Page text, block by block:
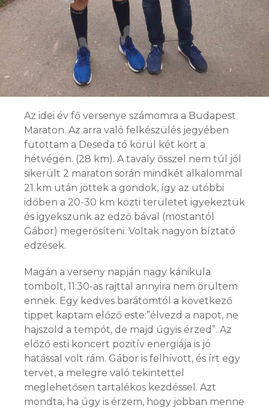
Az idei év fő versenye számomra a Budapest
Maraton. Az arra való felkészülés jegyében
futottam a Deseda tó körül két kört a
hétvégén. (28 km). A tavaly ősszel nem túl jól
sikerült 2 maraton során mindkét alkalommal
21 km után jöttek a gondok, így az utóbbi
időben a 20-30 km közti területet igyekeztük
és igyekszünk az edző bával (mostantól
Gábor) megerősíteni. Voltak nagyon bíztató
edzések.
Magán a verseny napján nagy kánikula
tombolt, 11:30-as rajttal annyira nem örültem
ennek. Egy kedves barátomtól a következő
tippet kaptam előző este:”élvezd a napot, ne
hajszold a tempót, de majd úgyis érzed”. Az
előző esti koncert pozitív energiája is jó
hatással volt rám. Gábor is felhívott, és írt egy
tervet, a melegre való tekintettel
meglehetősen tartalékos kezdéssel. Azt
mondta, ha úgy is érzem, hogy jobban menne